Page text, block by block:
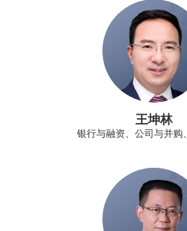
王坤林
银行与融资、公司与并购